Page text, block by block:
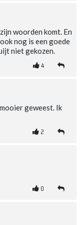
woorden komt. En
nog is een goede
niet gekozen.
4
geweest. Ik
2
0